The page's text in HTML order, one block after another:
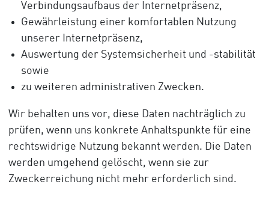
Verbindungsaufbaus der Internetpräsenz,
Gewährleistung einer komfortablen Nutzung
unserer Internetpräsenz,
Auswertung der Systemsicherheit und -stabilität
sowie
zu weiteren administrativen Zwecken.
Wir behalten uns vor, diese Daten nachträglich zu
prüfen, wenn uns konkrete Anhaltspunkte für eine
rechtswidrige Nutzung bekannt werden. Die Daten
werden umgehend gelöscht, wenn sie zur
Zweckerreichung nicht mehr erforderlich sind.